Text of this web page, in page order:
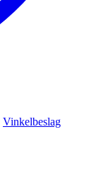
Vinkelbeslag